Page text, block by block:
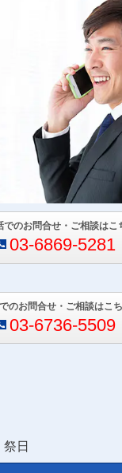
でのお問合せ・ご相談はこ
03-6869-5281
のお問合せ・ご相談はこ
03-6736-5509
日